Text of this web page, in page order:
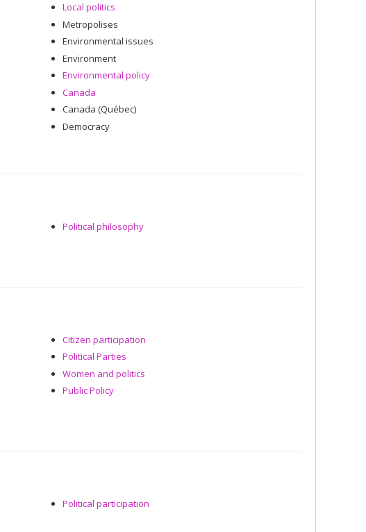
Local politics
Metropolises
Environmental issues
Environment
Environmental policy
Canada
Canada (Québec)
Democracy
Political philosophy
Citizen participation
Political Parties
Women and politics
Public Policy
Political participation